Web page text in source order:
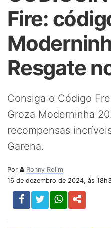
Fire:
Resgate
Consiga o Código
Groza Moderninha
recompensas
Garena.
Por
Ronny Rolim
16 de dezembro de 2024, às